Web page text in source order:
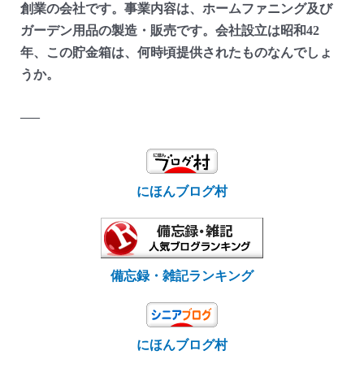
創業の会社です。事業内容は、ホームファニング及び
ガーデン用品の製造・販売です。会社設立は昭和42
年、この貯金箱は、何時頃提供されたものなんでしょ
うか。
—–
にほんブログ村
備忘録・雑記ランキング
にほんブログ村